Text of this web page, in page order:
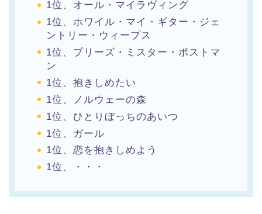
1位、オール・マイラヴィング
1位、ホワイル・マイ・ギター・ジェ
ントリー・ウィープス
1位、プリーズ・ミスター・ポストマ
ン
1位、抱きしめたい
1位、ノルウェーの森
1位、ひとりぼっちのあいつ
1位、ガール
1位、恋を抱きしめよう
1位、・・・